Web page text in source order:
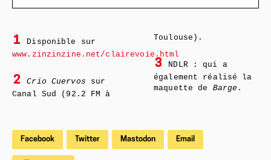
1
Disponible sur
www.zinzinzine.net/clairevoie.html
2 Crio Cuervos sur
Canal Sud (92.2 FM à
Toulouse).
3
NDLR : qui a
également réalisé la
maquette de Barge .
Facebook Twitter Mastodon Email